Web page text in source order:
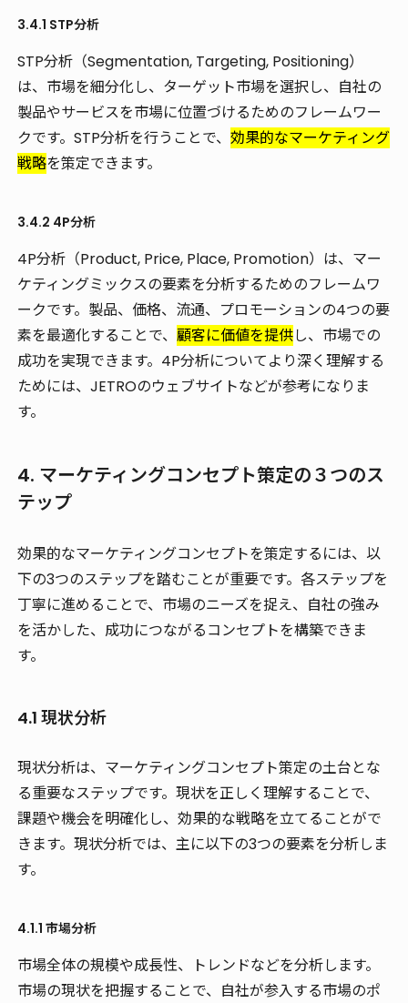
3.4.1 STP分析
STP分析（Segmentation, Targeting, Positioning）
は、市場を細分化し、ターゲット市場を選択し、自社の
製品やサービスを市場に位置づけるためのフレームワー
クです。STP分析を行うことで、 効果的なマーケティング
戦略を策定できます。
3.4.2 4P分析
4P分析（Product, Price, Place, Promotion）は、マー
ケティングミックスの要素を分析するためのフレームワ
ークです。製品、価格、流通、プロモーションの4つの要
素を最適化することで、 顧客に価値を提供し、市場での
成功を実現できます。4P分析についてより深く理解する
ためには、JETROのウェブサイトなどが参考になりま
す。
4. マーケティングコンセプト策定の３つのス
テップ
効果的なマーケティングコンセプトを策定するには、以
下の3つのステップを踏むことが重要です。各ステップを
丁寧に進めることで、市場のニーズを捉え、自社の強み
を活かした、成功につながるコンセプトを構築できま
す。
4.1 現状分析
現状分析は、マーケティングコンセプト策定の土台とな
る重要なステップです。現状を正しく理解することで、
課題や機会を明確化し、効果的な戦略を立てることがで
きます。現状分析では、主に以下の3つの要素を分析しま
す。
4.1.1 市場分析
市場全体の規模や成長性、トレンドなどを分析します。
市場の現状を把握することで、自社が参入する市場のポ